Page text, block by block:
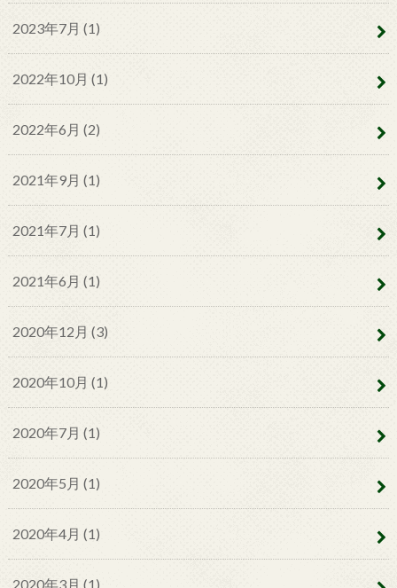
2023年7月 (1)
2022年10月 (1)
2022年6月 (2)
2021年9月 (1)
2021年7月 (1)
2021年6月 (1)
2020年12月 (3)
2020年10月 (1)
2020年7月 (1)
2020年5月 (1)
2020年4月 (1)
2020年3月 (1)